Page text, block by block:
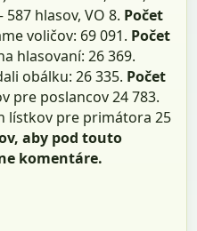
587 hlasov, VO 8. Počet
voličov: 69 091. Počet
hlasovaní: 26 369.
obálku: 26 335. Počet
pre poslancov 24 783.
lístkov pre primátora 25
aby pod touto
komentáre.